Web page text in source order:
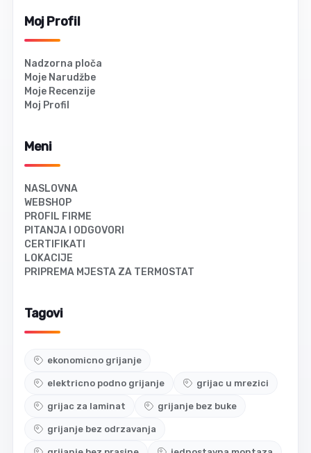
Moj Profil
Nadzorna ploča
Moje Narudžbe
Moje Recenzije
Moj Profil
Meni
NASLOVNA
WEBSHOP
PROFIL FIRME
PITANJA I ODGOVORI
CERTIFIKATI
LOKACIJE
PRIPREMA MJESTA ZA TERMOSTAT
Tagovi
ekonomicno grijanje
elektricno podno grijanje grijac u mrezici
grijac za laminat grijanje bez buke
grijanje bez odrzavanja